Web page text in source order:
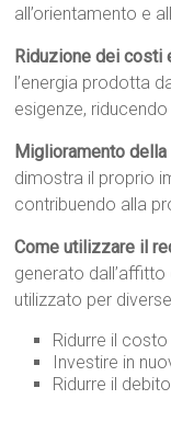
all’orientamento e
Riduzione dei costi
l’energia prodotta
esigenze,
Miglioramento
dimostra il proprio
contribuendo alla
Come utilizzare il
generato
utilizzato per
Ridurre il
Investire in
Ridurre il debito